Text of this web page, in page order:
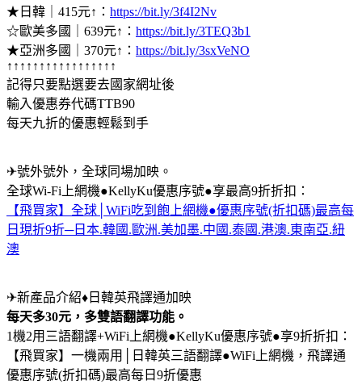
★日韓｜415元↑： https://bit.ly/3f4I2Nv
☆歐美多國｜639元↑： https://bit.ly/3TEQ3b1
★亞洲多國｜370元↑： https://bit.ly/3sxVeNO
↑↑↑↑↑↑↑↑↑↑↑↑↑↑↑↑↑
記得只要點選要去國家網址後
輸入優惠券代碼TTB90
每天九折的優惠輕鬆到手
✈號外號外，全球同場加映。
全球Wi-Fi上網機●KellyKu優惠序號●享最高9折折扣：
【飛買家】全球│WiFi吃到飽上網機●優惠序號(折扣碼)最高每
日現折9折─日本.韓國.歐洲.美加墨.中國.泰國.港澳.東南亞.紐
澳
✈新產品介紹♦日韓英飛譯通加映
每天多30元，多雙語翻譯功能。
1機2用三語翻譯+WiFi上網機●KellyKu優惠序號●享9折折扣：
【飛買家】一機兩用│日韓英三語翻譯●WiFi上網機，飛譯通
優惠序號(折扣碼)最高每日9折優惠